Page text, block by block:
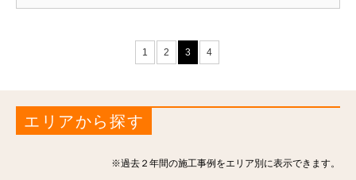
1 2 3 4
エリアから探す
※過去２年間の施工事例をエリア別に表示できます。